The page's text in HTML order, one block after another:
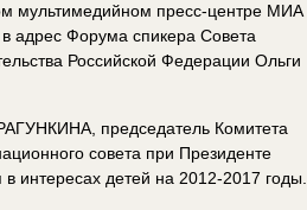
мультимедийном пресс-центре МИА
адрес Форума спикера Совета
Российской Федерации Ольги
председатель Комитета
совета при Президенте
интересах детей на 2012-2017 годы.